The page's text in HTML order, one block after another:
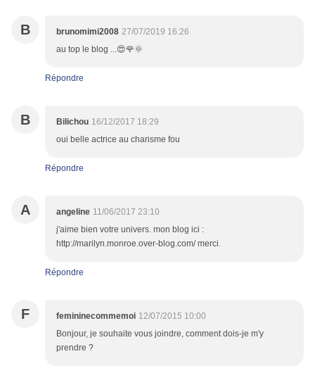
B brunomimi2008 27/07/2019 16:26
au top le blog ...😍🌹🌞
Répondre
B Bilichou 16/12/2017 18:29
oui belle actrice au charisme fou
Répondre
A angeline 11/06/2017 23:10
j'aime bien votre univers. mon blog ici :
http://marilyn.monroe.over-blog.com/ merci.
Répondre
F femininecommemoi 12/07/2015 10:00
Bonjour, je souhaite vous joindre, comment dois-je m'y
prendre ?